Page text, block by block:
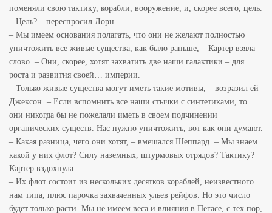
поменяли свою тактику, корабли, вооружение, и, скорее всего, цель.
– Цель? – переспросил Лорн.
– Мы имеем основания полагать, что они не желают полностью
уничтожить все живые существа, как было раньше, – Картер взяла
слово. – Они, скорее, хотят захватить две наши галактики – для
роста и развития своей… империи.
– Только живые существа могут иметь такие мотивы, – возразил ей
Джексон. – Если вспомнить все наши стычки с синтетиками, то
они никогда бы не пожелали иметь в своем подчинении
органических существ. Нас нужно уничтожить, вот как они думают.
– Какая разница, чего они хотят, – вмешался Шеппард. – Мы знаем
какой у них флот? Силу наземных, штурмовых отрядов? Тактику?
Картер вздохнула:
– Их флот состоит из нескольких десятков кораблей, неизвестного
нам типа, плюс парочка захваченных ульев рейфов. Но это число
будет только расти. Мы не имеем веса и влияния в Пегасе, с тех пор,